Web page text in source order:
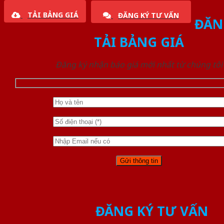
TẢI BẢNG GIÁ ĐĂNG KÝ TƯ VẤN
TẢI BẢNG GIÁ
Đăng ký nhận báo giá mới nhất từ chúng tôi
ĐĂNG KÝ TƯ VẤN